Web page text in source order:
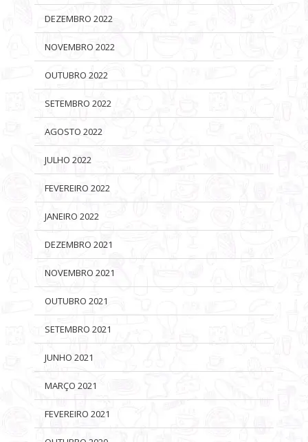
DEZEMBRO 2022
NOVEMBRO 2022
OUTUBRO 2022
SETEMBRO 2022
AGOSTO 2022
JULHO 2022
FEVEREIRO 2022
JANEIRO 2022
DEZEMBRO 2021
NOVEMBRO 2021
OUTUBRO 2021
SETEMBRO 2021
JUNHO 2021
MARÇO 2021
FEVEREIRO 2021